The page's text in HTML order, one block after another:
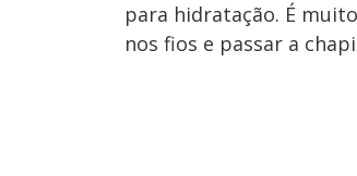
para hidratação. É
nos fios e passar a